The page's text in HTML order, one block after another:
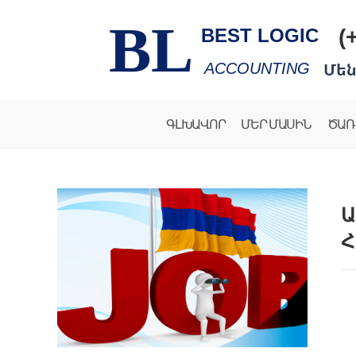
BL BEST LOGIC
ACCOUNTING
ԳԼԽԱՎՈՐ ՄԵՐ ՄԱՍԻՆ